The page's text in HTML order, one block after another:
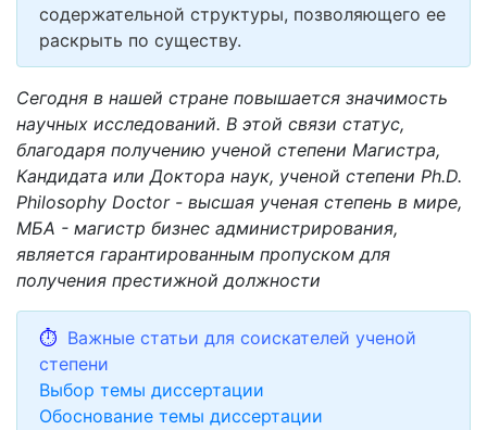
содержательной структуры, позволяющего ее
раскрыть по существу.
Сегодня в нашей стране повышается значимость
научных исследований. В этой связи статус,
благодаря получению ученой степени Магистра,
Кандидата или Доктора наук, ученой степени Ph.D.
Philosophy Doctor - высшая ученая степень в мире,
МБА - магистр бизнес администрирования,
является гарантированным пропуском для
получения престижной должности
⏱ Важные статьи для соискателей ученой
степени
Выбор темы диссертации
Обоснование темы диссертации